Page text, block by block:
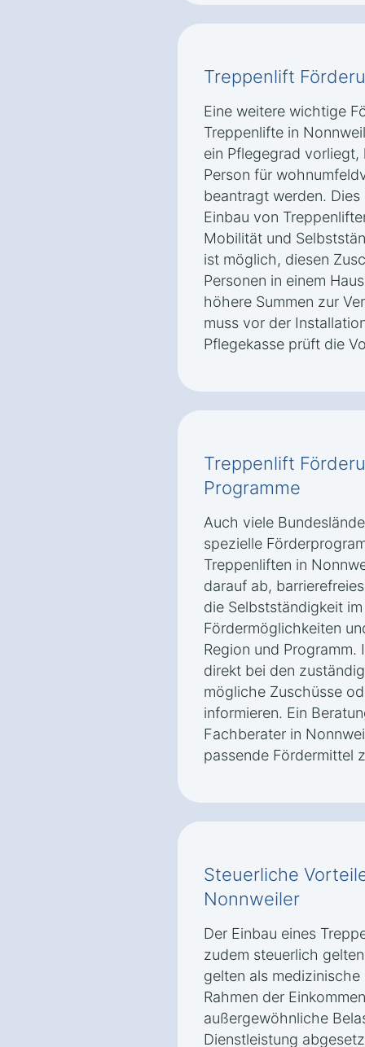
Treppenlift
Eine weitere wichtige
Treppenlifte in
ein Pflegegrad
Person für
beantragt werden.
Einbau von
Mobilität und
ist möglich, diesen
Personen in einem
höhere Summen zur
muss vor der
Pflegekasse prüft die
Treppenlift
Programme
Auch viele
spezielle
Treppenliften in
darauf ab,
die Selbstständigkeit
Fördermöglichkeiten
Region und
direkt bei den
mögliche Zuschüsse
informieren. Ein
Fachberater in
passende Fördermittel
Steuerliche
Nonnweiler
Der Einbau eines
zudem steuerlich
gelten als
Rahmen der
außergewöhnliche
Dienstleistung